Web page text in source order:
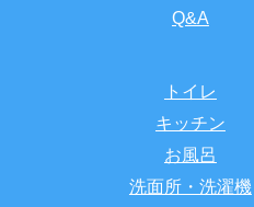
Q&A
トイレ
キッチン
お風呂
洗面所・洗濯機